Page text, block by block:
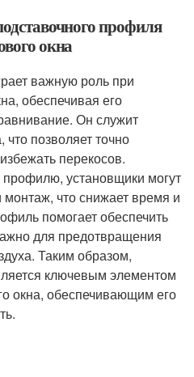
профиля
окна
важную роль при
обеспечивая его
Он служит
позволяет точно
перекосов.
установщики могут
монтаж, что снижает время и
помогает обеспечить
для предотвращения
Таким образом,
ключевым элементом
окна, обеспечивающим его